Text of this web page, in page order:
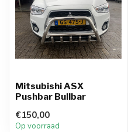
Mitsubishi ASX
Pushbar Bullbar
€150,00
Op voorraad